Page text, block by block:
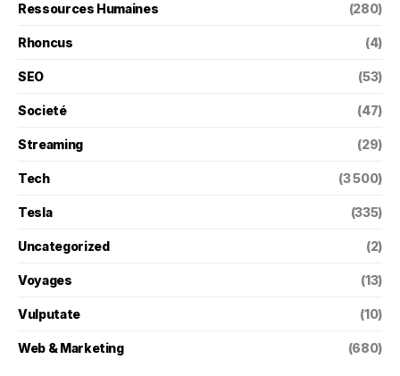
Ressources Humaines (280)
Rhoncus (4)
SEO (53)
Societé (47)
Streaming (29)
Tech (3 500)
Tesla (335)
Uncategorized (2)
Voyages (13)
Vulputate (10)
Web & Marketing (680)